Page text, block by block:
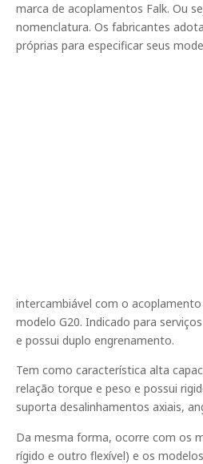
marca de acoplamentos Falk. Ou
nomenclatura. Os fabricantes
próprias para especificar seus
intercambiável com o
modelo G20. Indicado para
e possui duplo engrenamento.
Tem como característica alta
relação torque e peso e possui
suporta desalinhamentos axiais,
Da mesma forma, ocorre com os
rígido e outro flexível) e os